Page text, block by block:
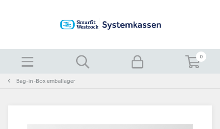
0
Bag-in-Box emballager